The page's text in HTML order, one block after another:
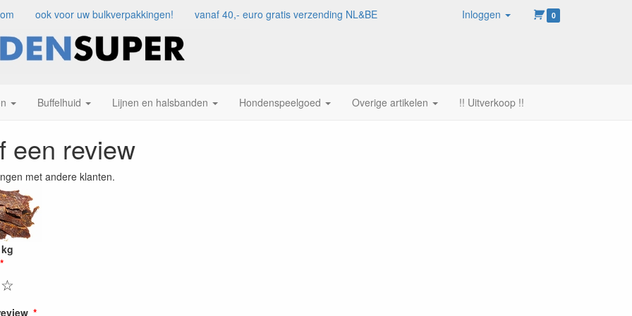
ook voor uw bulkverpakkingen! vanaf 40,- euro gratis verzending NL&BE Inloggen 0
Buffelhuid Lijnen en halsbanden Hondenspeelgoed Overige artikelen !! Uitverkoop !!
een review
met andere klanten.
☆